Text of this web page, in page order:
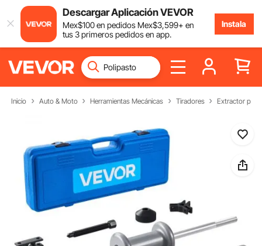
Descargar Aplicación VEVOR
Mex$100en pedidos Mex$3,599+ en
tus 3 primeros pedidos en app.
Instala
Inicio Auto & Moto Herramientas Mecánicas Tiradores Extractor para